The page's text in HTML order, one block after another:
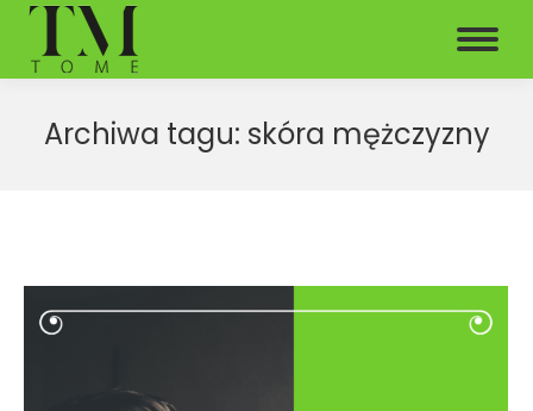
Archiwa tagu: skóra mężczyzny